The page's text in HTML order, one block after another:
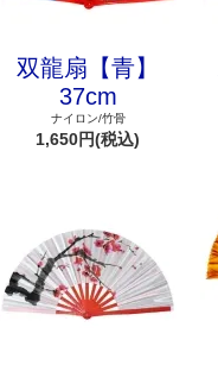
双龍扇【青】
37cm
ナイロン/竹骨
1,650円(税込)